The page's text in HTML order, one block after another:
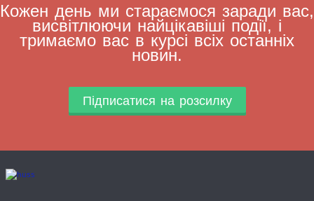
Кожен день ми стараємося заради вас,
висвітлюючи найцікавіші події, і
тримаємо вас в курсі всіх останніх
новин.
Підписатися на розсилку